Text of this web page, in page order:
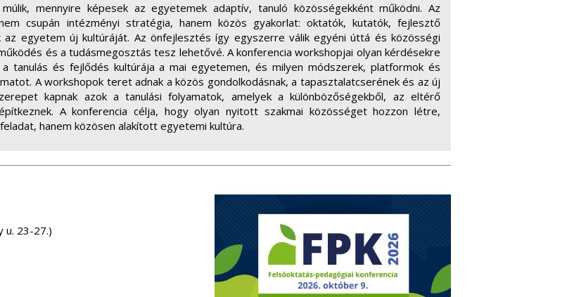
mennyire képesek az egyetemek adaptív, tanuló közösségekként működni. Az
csupán intézményi stratégia, hanem közös gyakorlat: oktatók, kutatók, fejlesztő
egyetem új kultúráját. Az önfejlesztés így egyszerre válik egyéni úttá és közösségi
és a tudásmegosztás tesz lehetővé. A konferencia workshopjai olyan kérdésekre
tanulás és fejlődés kultúrája a mai egyetemen, és milyen módszerek, platformok és
A workshopok teret adnak a közös gondolkodásnak, a tapasztalatcserének és az új
kapnak azok a tanulási folyamatok, amelyek a különbözőségekből, az eltérő
A konferencia célja, hogy olyan nyitott szakmai közösséget hozzon létre,
hanem közösen alakított egyetemi kultúra.
u. 23-27.)